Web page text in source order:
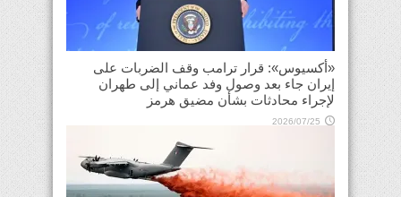
«أكسيوس»: قرار ترامب وقف الضربات على
إيران جاء بعد وصول وفد عماني إلى طهران
لإجراء محادثات بشأن مضيق هرمز
2026/07/25